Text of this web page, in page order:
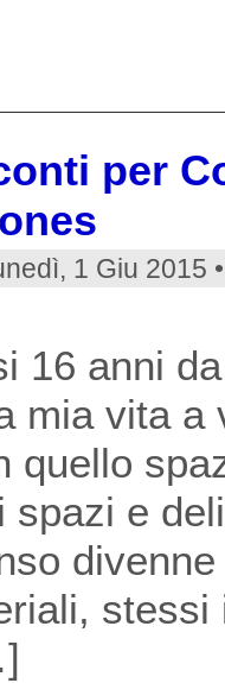
per
1 Giu 2015
16 anni
mia vita a
quello
spazi e